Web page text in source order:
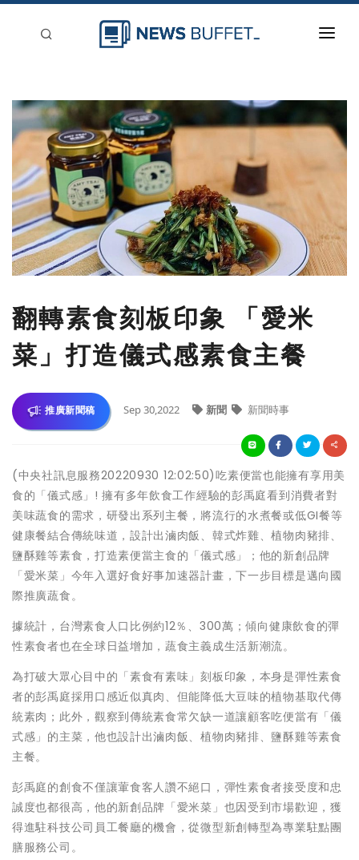
新聞稿分類
登入
刊登
翻轉素食刻板印象 「愛米
菜」打造儀式感素食主餐
推廣新聞稿 Sep 30,2022 新聞 新聞時事
(中央社訊息服務20220930 12:02:50)吃素便當也能擁有享用美
食的「儀式感」! 擁有多年飲食工作經驗的彭禹庭看到消費者對
美味蔬食的需求，研發出系列主餐，將流行的水煮餐或低GI餐等
健康餐結合傳統味道，設計出滷肉飯、韓式炸雞、植物肉豬排、
鹽酥雞等素食，打造素便當主食的「儀式感」；他的新創品牌
「愛米菜」今年入選好食好事加速器計畫，下一步目標是邁向國
際推廣蔬食。
據統計，台灣素食人口比例約12％、300萬；傾向健康飲食的彈
性素食者也在全球日益增加，蔬食主義成生活新潮流。
為打破大眾心目中的「素食有素味」刻板印象，本身是彈性素食
者的彭禹庭採用口感近似真肉、但能降低大豆味的植物基取代傳
統素肉；此外，觀察到傳統素食常欠缺一道讓顧客吃便當有「儀
式感」的主菜，他也設計出滷肉飯、植物肉豬排、鹽酥雞等素食
主餐。
彭禹庭的創食不僅讓葷食客人讚不絕口，彈性素食者接受度和忠
誠度也都很高，他的新創品牌「愛米菜」也因受到市場歡迎，獲
得進駐科技公司員工餐廳的機會，從微型新創轉型為專業駐點團
膳服務公司。